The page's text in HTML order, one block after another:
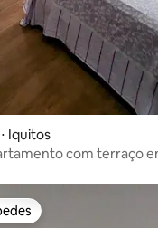
Iquitos
com terraço